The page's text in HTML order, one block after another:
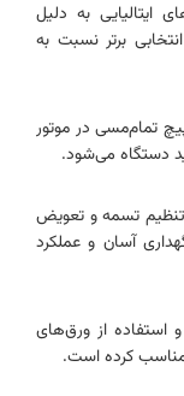
ایتالیایی به‌ دلیل
برتر نسبت به
تمام‌مسی در موتور
دستگاه می‌شود.
تنظیم تسمه و تعویض
آسان و عملکرد
لیتری و استفاده از ورق‌های
مناسب کرده است.